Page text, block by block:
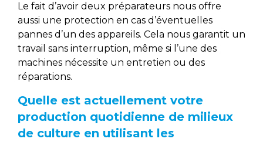
Le fait d’avoir deux préparateurs nous offre
aussi une protection en cas d’éventuelles
pannes d’un des appareils. Cela nous garantit un
travail sans interruption, même si l’une des
machines nécessite un entretien ou des
réparations.
Quelle est actuellement votre
production quotidienne de milieux
de culture en utilisant les